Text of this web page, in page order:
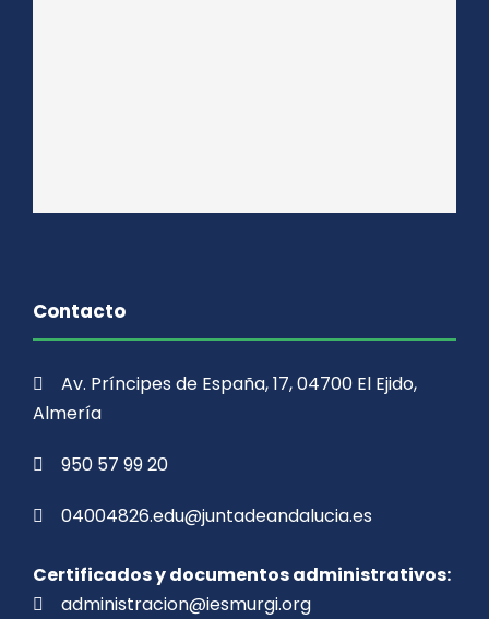
Contacto
Av. Príncipes de España, 17, 04700 El Ejido,
Almería
950 57 99 20
04004826.edu@juntadeandalucia.es
Certificados y documentos administrativos:
administracion@iesmurgi.org